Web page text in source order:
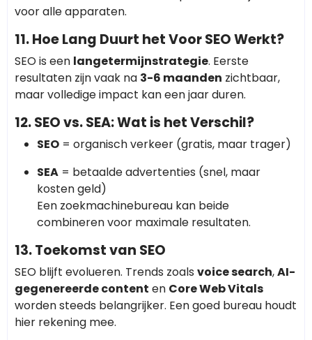
voor alle apparaten.
11. Hoe Lang Duurt het Voor SEO Werkt?
SEO is een langetermijnstrategie. Eerste
resultaten zijn vaak na 3-6 maanden zichtbaar,
maar volledige impact kan een jaar duren.
12. SEO vs. SEA: Wat is het Verschil?
SEO = organisch verkeer (gratis, maar trager)
SEA = betaalde advertenties (snel, maar
kosten geld)
Een zoekmachinebureau kan beide
combineren voor maximale resultaten.
13. Toekomst van SEO
SEO blijft evolueren. Trends zoals voice search,AI-
gegenereerde content en Core Web Vitals
worden steeds belangrijker. Een goed bureau houdt
hier rekening mee.